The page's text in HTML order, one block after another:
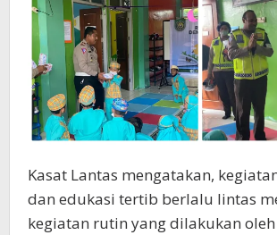
Kasat Lantas mengatakan,
dan edukasi tertib berlalu lintas
kegiatan rutin yang dilakukan